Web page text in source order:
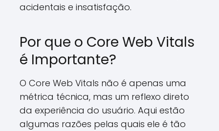
acidentais e insatisfação.
Por que o Core Web Vitals
é Importante?
O Core Web Vitals não é apenas uma
métrica técnica, mas um reflexo direto
da experiência do usuário. Aqui estão
algumas razões pelas quais ele é tão